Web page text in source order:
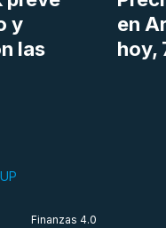
y
las
en
hoy,
Finanzas 4.0